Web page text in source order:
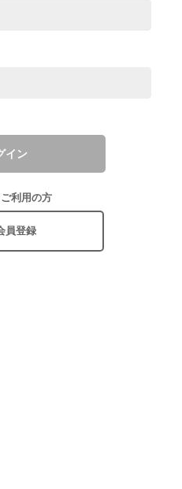
イン
利用の方
員登録